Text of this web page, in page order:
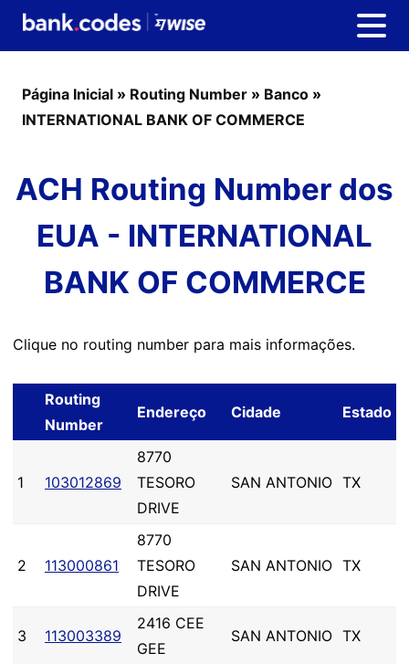
Página Inicial » Routing Number » Banco »
INTERNATIONAL BANK OF COMMERCE
ACH Routing Number dos
EUA - INTERNATIONAL
BANK OF COMMERCE
Clique no routing number para mais informações.
Routing
Number
Endereço Cidade Estado
1 103012869
8770
TESORO
DRIVE
SAN ANTONIO TX
2 113000861
8770
TESORO
DRIVE
SAN ANTONIO TX
3 113003389
2416 CEE
GEE
SAN ANTONIO TX